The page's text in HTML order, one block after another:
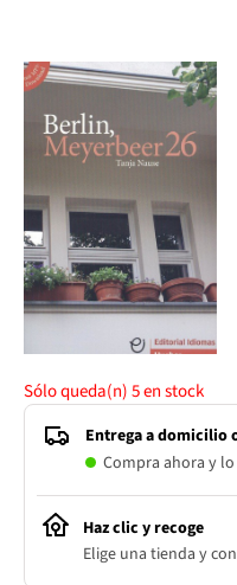
Sólo queda(n)5en stock
Entrega a domicilio
Compra ahora y
Haz clic y recoge
Elige una tienda y